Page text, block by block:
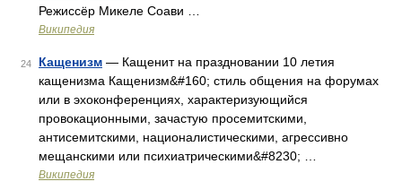
Режиссёр Микеле Соави …
Википедия
24 Кащенизм — Кащенит на праздновании 10 летия
кащенизма Кащенизм&#160; стиль общения на форумах
или в эхоконференциях, характеризующийся
провокационными, зачастую просемитскими,
антисемитскими, националистическими, агрессивно
мещанскими или психиатрическими&#8230; …
Википедия